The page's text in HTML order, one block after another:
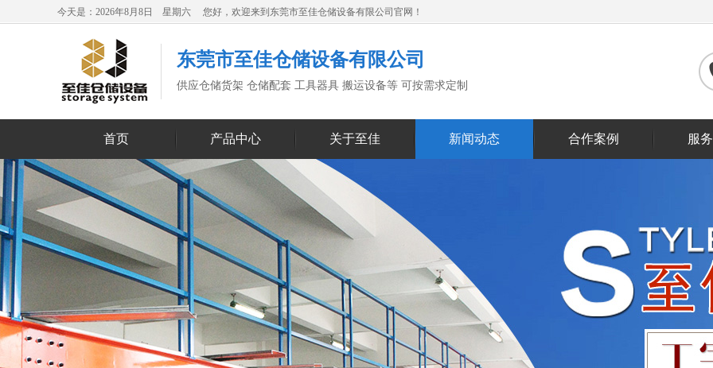
今天是：2026年8月8日 星期六 您好，欢迎来到东莞市至佳仓储设备有限公司官网！
东莞市至佳仓储设备有限公司
供应仓储货架 仓储配套 工具器具 搬运设备等 可按需求定制
首页 产品中心 关于至佳 新闻动态 合作案例 服